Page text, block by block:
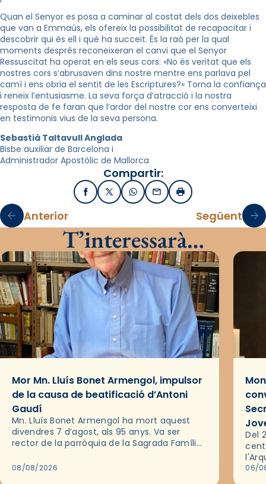
Quan el Senyor es posa a caminar al costat dels dos deixebles
que van a Emmaús, els ofereix la possibilitat de recapacitar i
descobrir qui és ell i què ha succeït. És la raó per la qual
moments després reconeixeran el canvi que el Senyor
Ressuscitat ha operat en els seus cors: «No és veritat que els
nostres cors s’abrusaven dins nostre mentre ens parlava pel
camí i ens obria el sentit de les Escriptures?» Torna la confiança
i reneix l’entusiasme. La seva força d’atracció i la nostra
resposta de fe faran que l’ardor del nostre cor ens converteixi
en testimonis vius de la seva persona.
Sebastià Taltavull Anglada
Bisbe auxiliar de Barcelona i
Administrador Apostòlic de Mallorca
Compartir:
FacebookX / TwitterWhatsApp
EmailImprimir
Anterior Següent
T’interessarà…
Mor Mn. Lluís Bonet Armengol, impulsor
de la causa de beatificació d’Antoni
Gaudí
Mn. Lluís Bonet Armengol ha mort aquest
divendres 7 d’agost, als 95 anys. Va ser
rector de la parròquia de la Sagrada Família
2018,…
08/08/2026
Del
les
06/